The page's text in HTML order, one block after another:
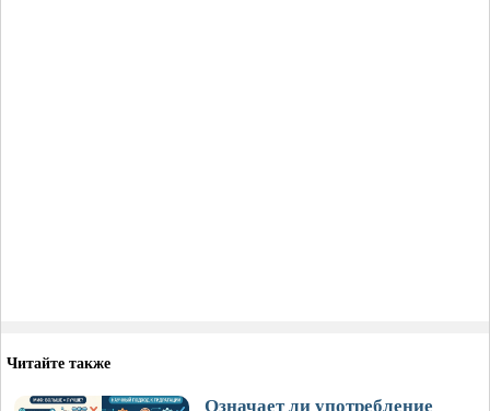
Читайте также
Означает ли употребление